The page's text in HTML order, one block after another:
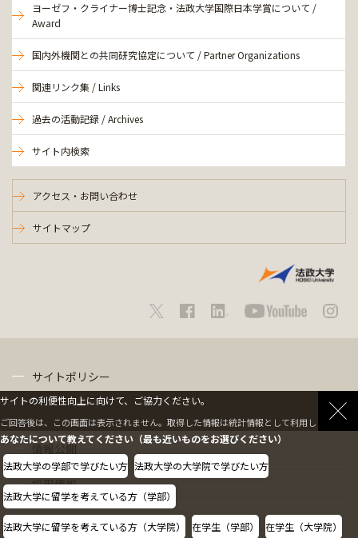
ヨーゼフ・クライナー博士記念・法政大学国際日本学賞について /
Award
国内外機関との共同研究協定について / Partner Organizations
関連リンク集 / Links
過去の活動記録 / Archives
サイト内検索
アクセス・お問い合わせ
サイトマップ
サイトポリシー
情報公開
採用情報
教職員の方へ
サイトの利便性向上に向けて、ご協力ください。
ご回答後は、この画面は表示されません。取得した情報は統計情報として利用します。
あなたについて教えてください（最も近いものをお選びください）
法政大学の学部で学びたい方 法政大学の大学院で学びたい方
法政大学に留学を考えている方（学部）
法政大学に留学を考えている方（大学院） 在学生（学部） 在学生（大学院）